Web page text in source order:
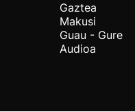
Gaztea
Makusi
Guau - Gure
Audioa